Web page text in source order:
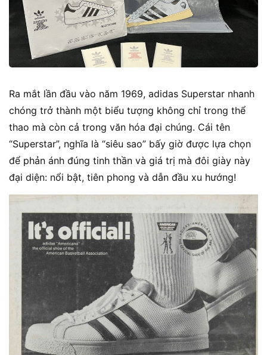
Ra mắt lần đầu vào năm 1969, adidas Superstar nhanh
chóng trở thành một biểu tượng không chỉ trong thể
thao mà còn cả trong văn hóa đại chúng. Cái tên
“Superstar”, nghĩa là “siêu sao” bấy giờ được lựa chọn
để phản ánh đúng tinh thần và giá trị mà đôi giày này
đại diện: nổi bật, tiên phong và dẫn đầu xu hướng!